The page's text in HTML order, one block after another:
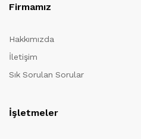
Firmamız
Hakkımızda
İletişim
Sık Sorulan Sorular
İşletmeler